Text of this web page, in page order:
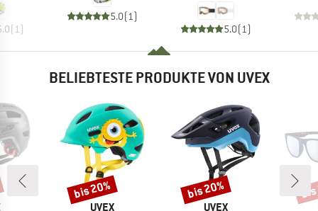
(1 )
5.0(1 )
5.0(1 )
BELIEBTESTE PRODUKTE VON UVEX
MARKE
UVEX
Rabatt
bis 20%
MARKE
UVEX
Rabatt
bis 20%